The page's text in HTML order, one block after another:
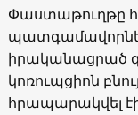
Փաստաթուղթը
իրականացրած
կոռուպցիոն
հրապարակվել